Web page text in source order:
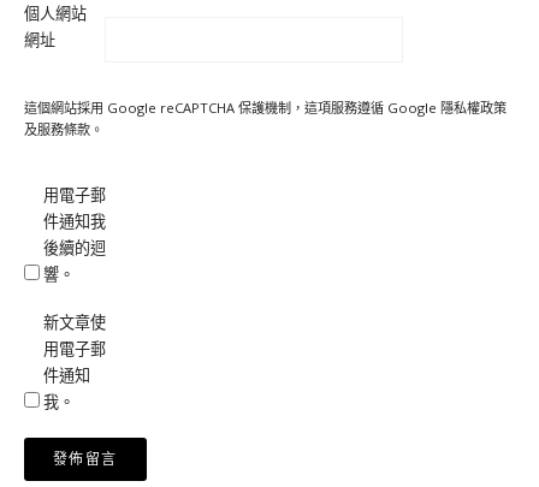
個人網站
網址
這個網站採用 Google reCAPTCHA 保護機制，這項服務遵循 Google 隱私權政策
及服務條款 。
用電子郵
件通知我
後續的迴
響。
新文章使
用電子郵
件通知
我。